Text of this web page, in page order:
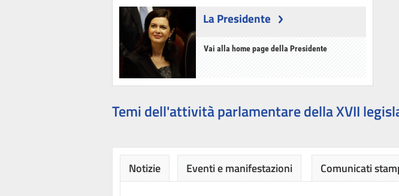
La Presidente
Vai alla home page della Presidente
Temi dell'attività parlamentare della XVII
Notizie Eventi e manifestazioni Comunicati